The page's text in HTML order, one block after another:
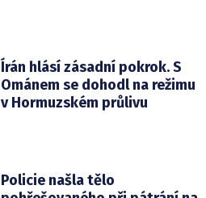
Írán hlásí zásadní pokrok. S
Ománem se dohodl na režimu
v Hormuzském průlivu
Policie našla tělo